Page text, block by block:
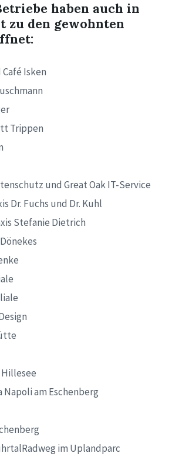
haben auch in
zu den gewohnten
Isken
Trippen
und Great Oak IT-Service
Dr. Fuchs und Dr. Kuhl
Stefanie Dietrich
Hillesee
Napoli am Eschenberg
im Uplandparc